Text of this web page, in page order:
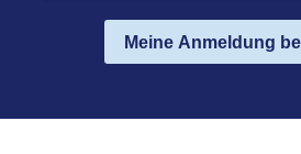
Meine Anmeldung